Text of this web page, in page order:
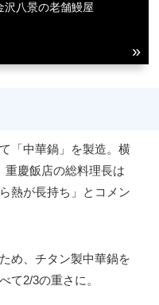
沢八景の老舗鰻屋
「中華鍋」を製造。横
重慶飯店の総料理長は
熱が長持ち」とコメン
め、チタン製中華鍋を
て2/3の重さに。